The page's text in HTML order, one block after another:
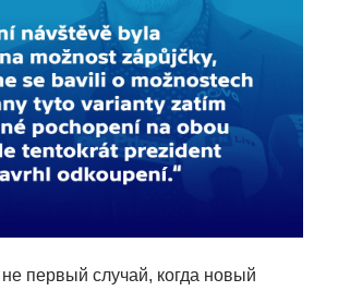
первый случай, когда новый